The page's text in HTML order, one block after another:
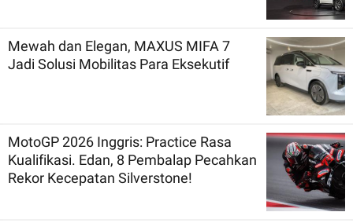
Mewah dan Elegan, MAXUS MIFA 7
Jadi Solusi Mobilitas Para Eksekutif
MotoGP 2026 Inggris: Practice Rasa
Kualifikasi. Edan, 8 Pembalap Pecahkan
Rekor Kecepatan Silverstone!